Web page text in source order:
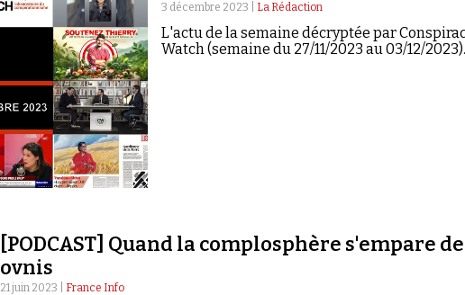
3 décembre 2023 | La Rédaction
L'actu de la semaine décryptée par
Watch (semaine du 27/11/2023 au 03/12/2023).
[PODCAST] Quand la complosphère s'empare
ovnis
21 juin 2023 | France Info